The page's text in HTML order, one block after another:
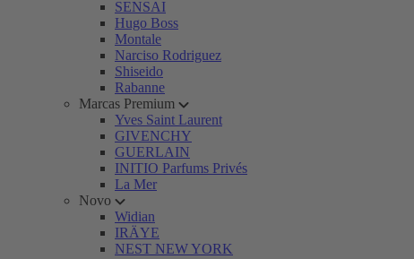
SENSAI
Hugo Boss
Montale
Narciso Rodriguez
Shiseido
Rabanne
Marcas Premium
Yves Saint Laurent
GIVENCHY
GUERLAIN
INITIO Parfums Privés
La Mer
Novo
Widian
IRÄYE
NEST NEW YORK